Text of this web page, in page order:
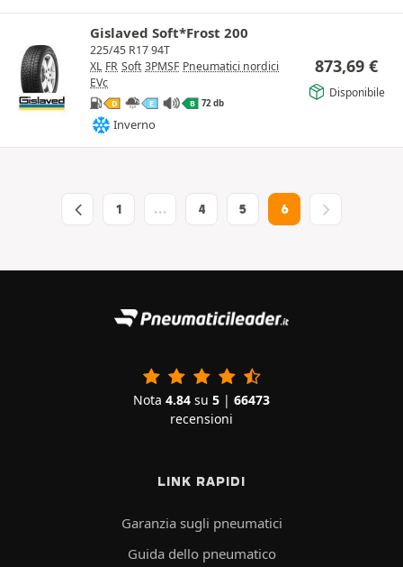
Gislaved Soft*Frost 200
225/45 R17 94T
XL FR Soft 3PMSF Pneumatici nordici
EVc
D E B 72 db
Inverno
873,69 €
Disponibile
1 … 4 5 6
Nota 4.84 su 5 | 66473
recensioni
LINK RAPIDI
Garanzia sugli pneumatici
Guida dello pneumatico